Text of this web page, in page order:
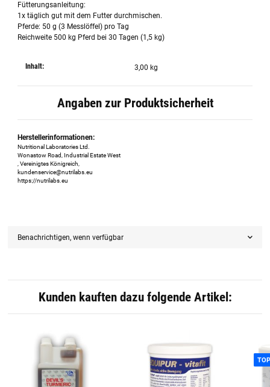
Fütterungsanleitung:
1x täglich gut mit dem Futter durchmischen.
Pferde: 50 g (3 Messlöffel) pro Tag
Reichweite 500 kg Pferd bei 30 Tagen (1,5 kg)
Inhalt: 3,00 kg
Angaben zur Produktsicherheit
Herstellerinformationen:
Nutritional Laboratories Ltd.
Wonastow Road, Industrial Estate West
, Vereinigtes Königreich,
kundenservice@nutrilabs.eu
https://nutrilabs.eu
Benachrichtigen, wenn verfügbar
Kunden kauften dazu folgende Artikel: